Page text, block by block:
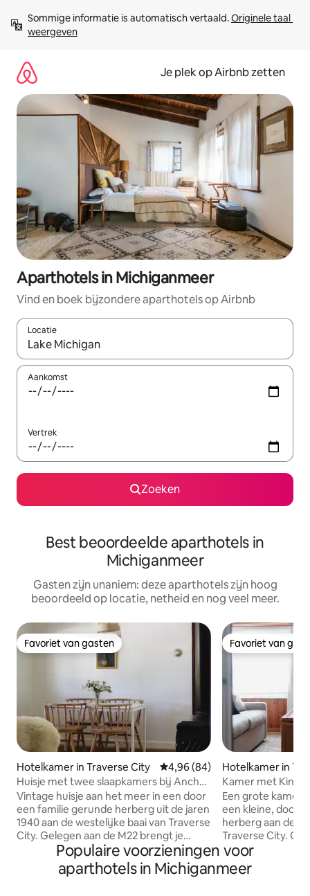
direct
naar
Sommige informatie is automatisch vertaald. Originele taal
weergeven
Je plek op Airbnb zetten
Aparthotels in Michiganmeer
Vind en boek bijzondere aparthotels op Airbnb
Locatie
Wanneer er resultaten beschikbaar zijn, maak je een keuze
Aankomst
Vertrek
Zoeken
Best beoordeelde aparthotels in
Michiganmeer
Gasten zijn unaniem: deze aparthotels zijn hoog
beoordeeld op locatie, netheid en nog veel meer.
Favoriet van gasten
Favoriet van gasten
Hotelkamer in Traverse City Gemiddelde beoordeling van
4,96 (84)
Huisje met twee slaapkamers bij Anchor
Inn
Vintage huisje aan het meer in een door
een familie gerunde herberg uit de jaren
1940 aan de westelijke baai van Traverse
City. Gelegen aan de M22 brengt je
ongeveer 8 minuten van het centrum.
Deze accommodatie is een vrijstaand
huisje met 2 slaapkamers. Wil je de
Favoriet van
Favoriet van
Hotelkamer in
Kamer met
Een grote kamer met
een kleine, door
herberg aan de
Traverse City.
brengt je zoveel
schiereiland
minuten rijden
Populaire voorzieningen voor
aparthotels in Michiganmeer